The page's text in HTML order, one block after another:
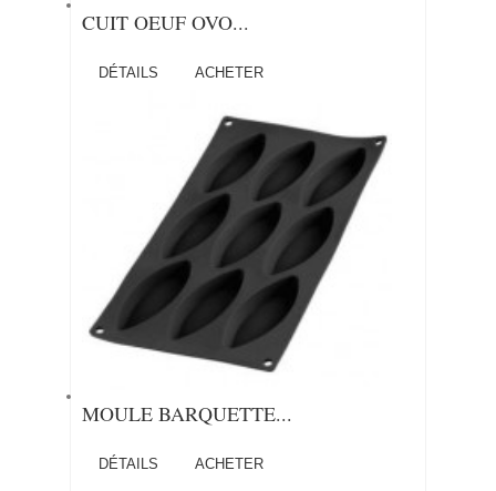
CUIT OEUF OVO...
DÉTAILS ACHETER
MOULE BARQUETTE...
DÉTAILS ACHETER